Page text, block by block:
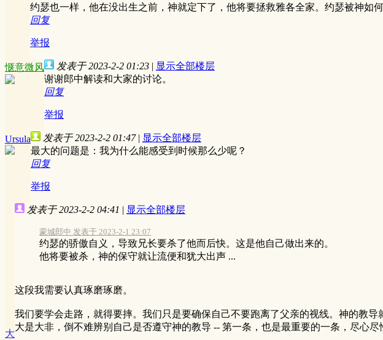
约瑟也一样，他在没出生之前，神就定下了，他将要拯救雅各全家。约瑟被神如
回复
举报
惬意微风 发表于 2023-2-2 01:23 | 显示全部楼层
谢谢郎中解读和大家的讨论。
回复
举报
Ursula 发表于 2023-2-2 01:47 | 显示全部楼层
最大的问题是：我为什么能感受到时候那么少呢？
回复
举报
大
发表于 2023-2-2 04:41 | 显示全部楼层
蒙城郎中 发表于 2023-2-1 23:07
约瑟的骄傲自义，导致兄长要杀了他而后快。这是他自己做出来的。
他将要被杀，神的保守就让流便和犹大出声 ...
这段我需要认真琢磨琢磨。
我们要学会走路，就得要摔。我们只是要确保自己不要跑离了父亲的视线。神的教
大是大非，倒不难辨别自己是否遵守神的教导 -- 第一条，也是最重要的一条，尽心